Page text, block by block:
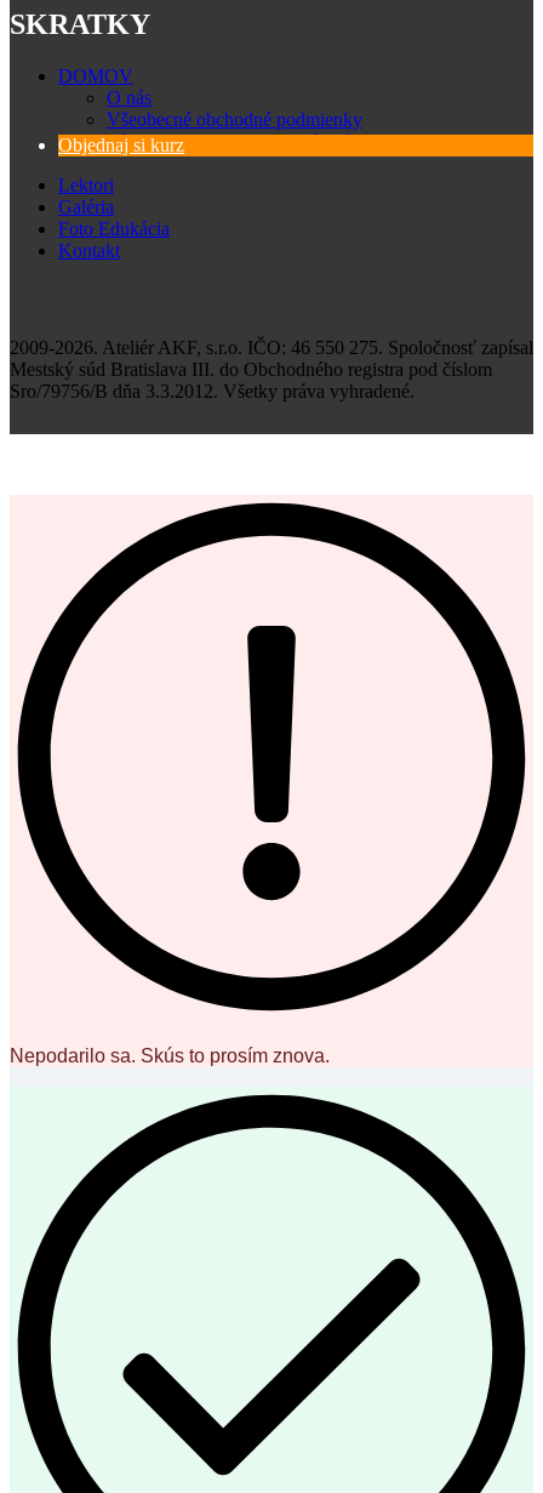
SKRATKY
DOMOV
O nás
Všeobecné obchodné podmienky
Zásady spracovania osobných údajov
Objednaj si kurz
Lektori
Galéria
Foto Edukácia
Kontakt
2009-2026. Ateliér AKF, s.r.o. IČO: 46 550 275. Spoločnosť zapísal
Mestský súd Bratislava III. do Obchodného registra pod číslom
Sro/79756/B dňa 3.3.2012. Všetky práva vyhradené.
Nepodarilo sa. Skús to prosím znova.